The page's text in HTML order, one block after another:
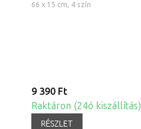
66 x 15 cm, 4 szín
9 390 Ft
Raktáron (24ó kiszállítás)
RÉSZLET